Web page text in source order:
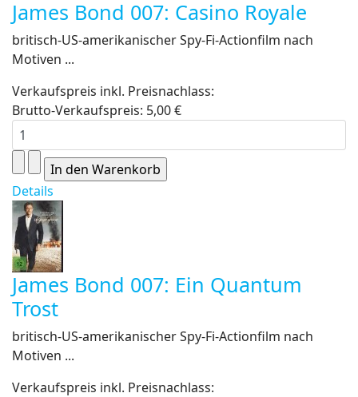
James Bond 007: Casino Royale
britisch-US-amerikanischer Spy-Fi-Actionfilm nach
Motiven ...
Verkaufspreis inkl. Preisnachlass:
Brutto-Verkaufspreis: 5,00 €
Details
James Bond 007: Ein Quantum
Trost
britisch-US-amerikanischer Spy-Fi-Actionfilm nach
Motiven ...
Verkaufspreis inkl. Preisnachlass: